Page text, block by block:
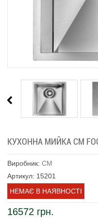
КУХОННА МИЙКА CM
Виробник: CM
Артикул: 15201
НЕМАЄ В НАЯВНОСТІ
16572 грн.